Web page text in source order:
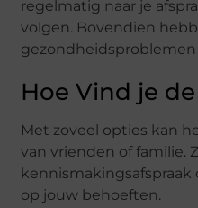
regelmatig naar je
volgen. Bovendien
Hoe Vind je
Met zoveel opties kan
van vrienden of familie.
op jouw behoeften.